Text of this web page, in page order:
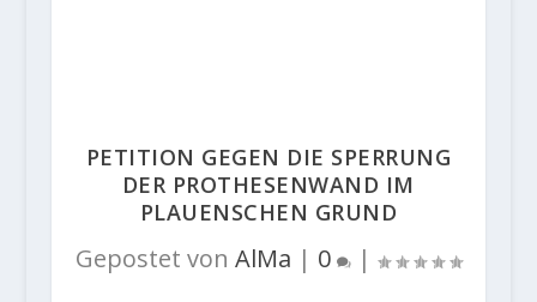
PETITION GEGEN DIE SPERRUNG
DER PROTHESENWAND IM
PLAUENSCHEN GRUND
Gepostet von AlMa | 0 |